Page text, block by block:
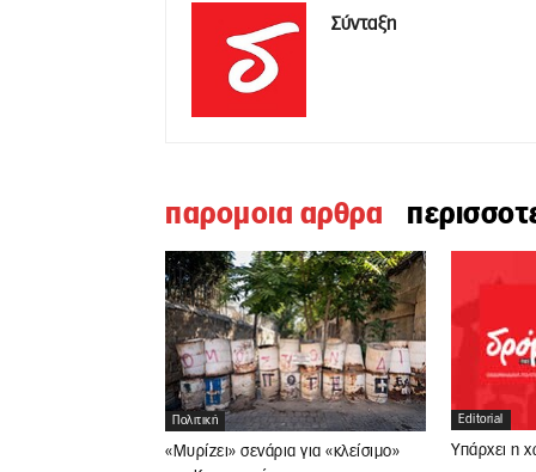
Σύνταξη
παρομοια αρθρα
Πολιτική
«Μυρίζει» σενάρια για «κλείσιμο»
Editorial
Υπάρχει η